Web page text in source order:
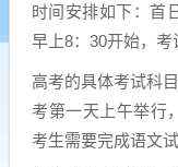
时间安排如下：首
早上8：30开始，考
高考的具体考试科
考第一天上午举行
考生需要完成语文